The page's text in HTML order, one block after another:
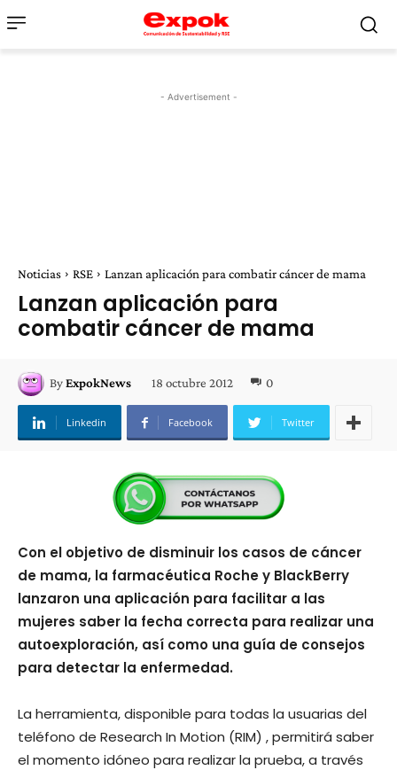
- Advertisement -
Noticias RSE Lanzan aplicación para combatir cáncer de mama
Lanzan aplicación para
combatir cáncer de mama
ByExpokNews 18 octubre 2012 0
Linkedin Facebook Twitter
Con el objetivo de disminuir los casos de cáncer
de mama, la farmacéutica Roche y BlackBerry
lanzaron una aplicación para facilitar a las
mujeres saber la fecha correcta para realizar una
autoexploración, así como una guía de consejos
para detectar la enfermedad.
La herramienta, disponible para todas la usuarias del
teléfono de Research In Motion (RIM) , permitirá saber
el momento idóneo para realizar la prueba, a través